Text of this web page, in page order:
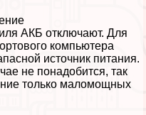
АКБ отключают. Для
компьютера
источник питания.
не понадобится, так
только маломощных